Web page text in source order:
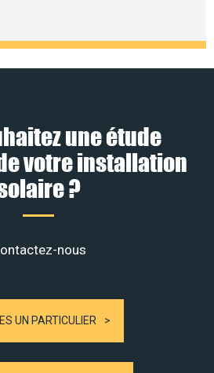
une étude
votre installation
?
nous
UN PARTICULIER